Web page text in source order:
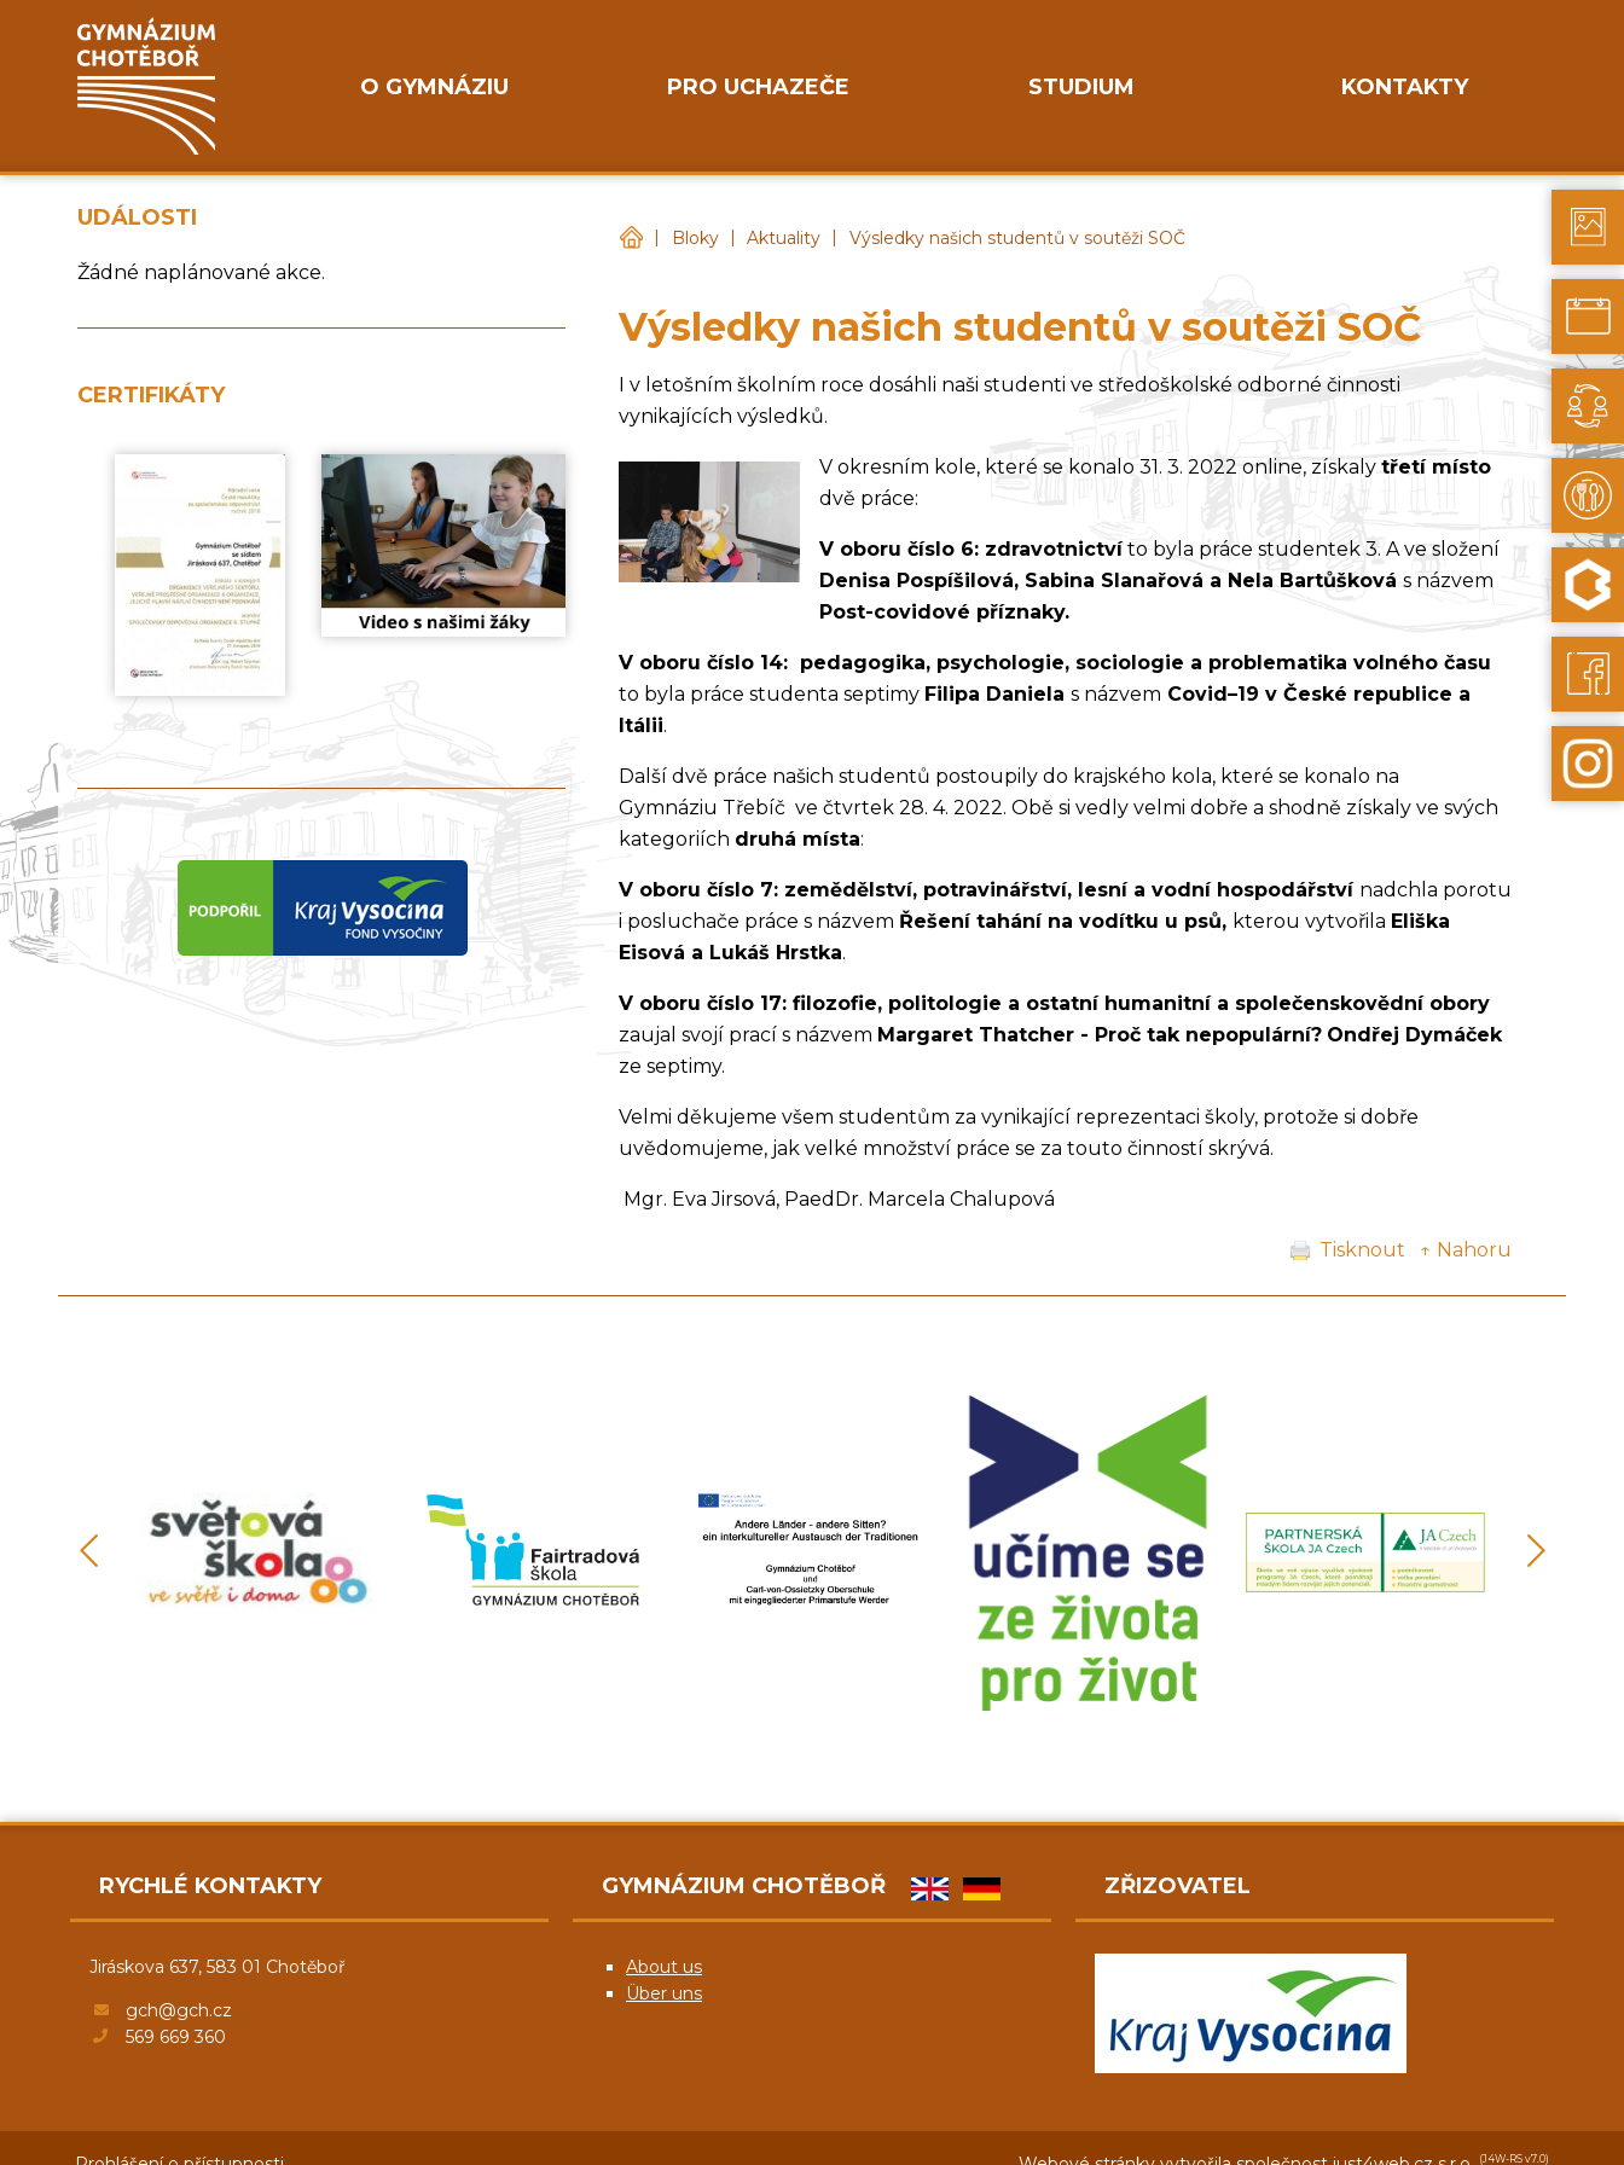
O GYMNÁZIU PRO UCHAZEČE STUDIUM KONTAKTY
Gymnázium Chotěboř
| Bloky | Aktuality | Výsledky našich studentů v soutěži SOČ
Výsledky našich studentů v soutěži SOČ
I v letošním školním roce dosáhli naši studenti ve středoškolské odborné činnosti
vynikajících výsledků.
V okresním kole, které se konalo 31. 3. 2022 online, získaly třetí místo
dvě práce:
V oboru číslo 6: zdravotnictvíto byla práce studentek 3. A ve složení
Denisa Pospíšilová, Sabina Slanařová a Nela Bartůšková s názvem
Post-covidové příznaky.
V oboru číslo 14: pedagogika, psychologie, sociologie a problematika volného času
to byla práce studenta septimy Filipa Daniela s názvem Covid–19 v České republice a
Itálii.
Další dvě práce našich studentů postoupily do krajského kola, které se konalo na
Gymnáziu Třebíč ve čtvrtek 28. 4. 2022. Obě si vedly velmi dobře a shodně získaly ve svých
kategoriích druhá místa:
V oboru číslo 7: zemědělství, potravinářství, lesní a vodní hospodářství nadchla porotu
i posluchače práce s názvem Řešení tahání na vodítku u psů, kterou vytvořila Eliška
Eisová a Lukáš Hrstka.
V oboru číslo 17: filozofie, politologie a ostatní humanitní a společenskovědní obory
zaujal svojí prací s názvem Margaret Thatcher - Proč tak nepopulární? Ondřej Dymáček
ze septimy.
Velmi děkujeme všem studentům za vynikající reprezentaci školy, protože si dobře
uvědomujeme, jak velké množství práce se za touto činností skrývá.
Mgr. Eva Jirsová, PaedDr. Marcela Chalupová
Tisknout ↑ Nahoru
UDÁLOSTI
Žádné naplánované akce.
CERTIFIKÁTY
RYCHLÉ KONTAKTY
Jiráskova 637, 583 01 Chotěboř
gch@gch.cz
569 669 360
GYMNÁZIUM CHOTĚBOŘ
About us
Über uns
ZŘIZOVATEL
(J4W-RS v7.0)